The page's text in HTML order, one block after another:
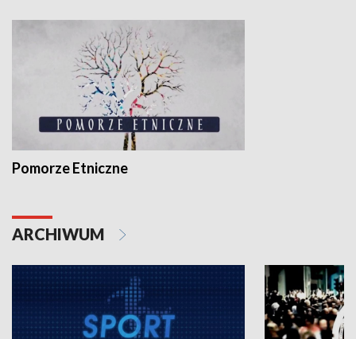
Pomorze Etniczne
ARCHIWUM